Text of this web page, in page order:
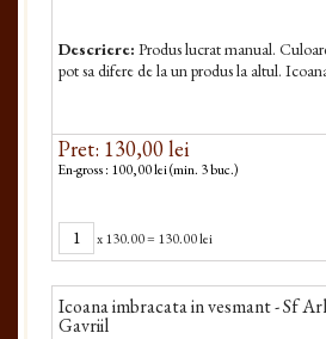
Descriere: Produs lucrat manual.
pot sa difere de la un produs la altul.
Pret: 130,00 lei
En-gross : 100,00 lei (min. 3 buc.)
x130.00= 130.00 lei
Icoana imbracata in vesmant - Sf
Gavriil